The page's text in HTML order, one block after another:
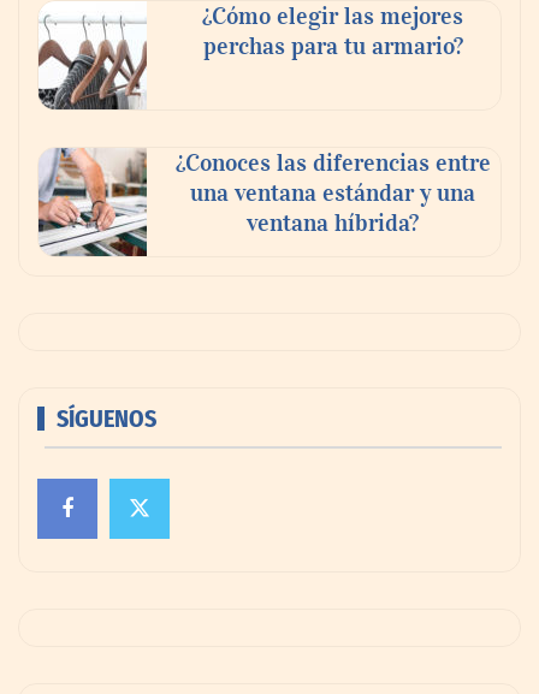
¿Cómo elegir las mejores
perchas para tu armario?
¿Conoces las diferencias entre
una ventana estándar y una
ventana híbrida?
SÍGUENOS